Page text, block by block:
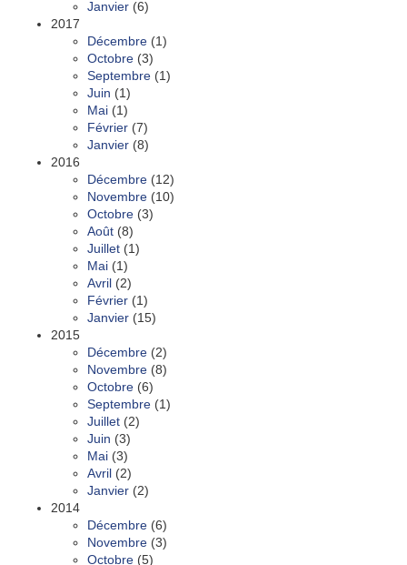
Janvier (6)
2017
Décembre (1)
Octobre (3)
Septembre (1)
Juin (1)
Mai (1)
Février (7)
Janvier (8)
2016
Décembre (12)
Novembre (10)
Octobre (3)
Août (8)
Juillet (1)
Mai (1)
Avril (2)
Février (1)
Janvier (15)
2015
Décembre (2)
Novembre (8)
Octobre (6)
Septembre (1)
Juillet (2)
Juin (3)
Mai (3)
Avril (2)
Janvier (2)
2014
Décembre (6)
Novembre (3)
Octobre (5)